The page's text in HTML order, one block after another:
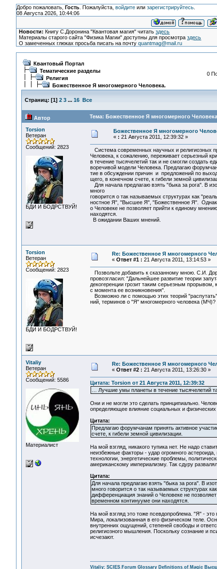
Добро пожаловать, Гость. Пожалуйста, войдитеили зарегистрируйтесь.
08 Августа 2026, 10:44:06
Новости: Книгу С.Доронина "Квантовая магия" читатьздесь
Материалы старого сайта "Физика Магии" доступны для просмотраздесь
О замеченных глюках просьба писать на почтуquantmag@mail.ru
Квантовый Портал
Тематические разделы
Религия
Божественное Я многомерного Человека.
0
Страниц: [1] 2 3 ... 16 Все
Автор Тема: Божественное Я многомерного
Torsion
Ветеран
Сообщений: 2823
БДИ И БОДРСТВУЙ!
Божественное Я многомерного
« : 21 Августа 2011, 12:39:32 »
Система современных научных и религиозных
Человека, к сожалению, переживает серьезный
в течение тысячелетий так и не смогли создать
воречивой модели Человека. Предлагаю
тие в обсуждении причин и предложений по
щего, в конечном счете, к гибели земной
Для начала предлагаю взять "быка за рога". В
много
говорится о так называемых структурах как
ностное Я", "Высшее Я", "Божественное Я".
о Человеке не позволяет прийти к единому
находятся.
В ожидании Ваших мнений.
Torsion
Ветеран
Сообщений: 2823
БДИ И БОДРСТВУЙ!
Re: Божественное Я многомерного
« Ответ #1 : 21 Августа 2011, 13:14:53 »
Позвольте добавить к сказанному мною. С.И.
провозгласил: "Дальнейшее развитие теории
декогеренции грозит таким серьезным прорывом,
с момента ее возникновения".
Возможно ли с помощью этих теорий
ний, терминов о "Я" многомерного человека (МЧ)?
Vitaliy
Ветеран
Сообщений: 5586
Материалист
Re: Божественное Я многомерного
« Ответ #2 : 21 Августа 2011, 13:26:30 »
Цитата: Torsion от 21 Августа 2011, 12:39:32
… Лучшие умы планеты в течение тысячелетий
Они и не могли это сделать принципиально.
определяющее влияние социальных и физических
Цитата:
Предлагаю форумчанам принять активное
счете, к гибели земной цивилизации.
На мой взгляд, никакого тупика нет. Не надо
неизбежные факторы - удар огромного
технологии, энергетические проблемы,
американскому империализму. Так сдуру
Цитата:
Для начала предлагаю взять "быка за рога". В
много говорится о так называемых структурах
дифференциация знаний о Человеке не
временном континууме они находятся.
На мой взгляд это тоже псевдопроблема. "Я" - это
Мира, локализованная в его физическом теле.
внутренних ощущений, степеней свободы и
религиозного мышления. Поскольку сознание и
исчезают.
Vitaliy: SCIES Forum Glossary Definitions of Magic